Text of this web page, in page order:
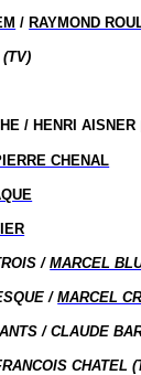
/ RAYMOND
/ HENRI AISNER
CHENAL
/MARCEL
/MARCEL
/ CLAUDE
CHATEL